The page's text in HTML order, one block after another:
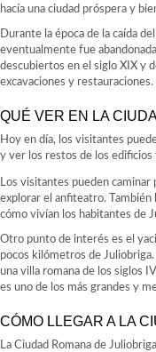
hacía una ciudad próspera y
Durante la época de la caída
eventualmente fue
descubiertos en el siglo XIX y
excavaciones y restauraciones.
QUÉ VER EN LA
Hoy en día, los visitantes
y ver los restos de los
Los visitantes pueden
explorar el anfiteatro. También
cómo vivían los habitantes de
Otro punto de interés es el
pocos kilómetros de
una villa romana de los siglos
es uno de los más grandes y
CÓMO LLEGAR A LA
La Ciudad Romana de